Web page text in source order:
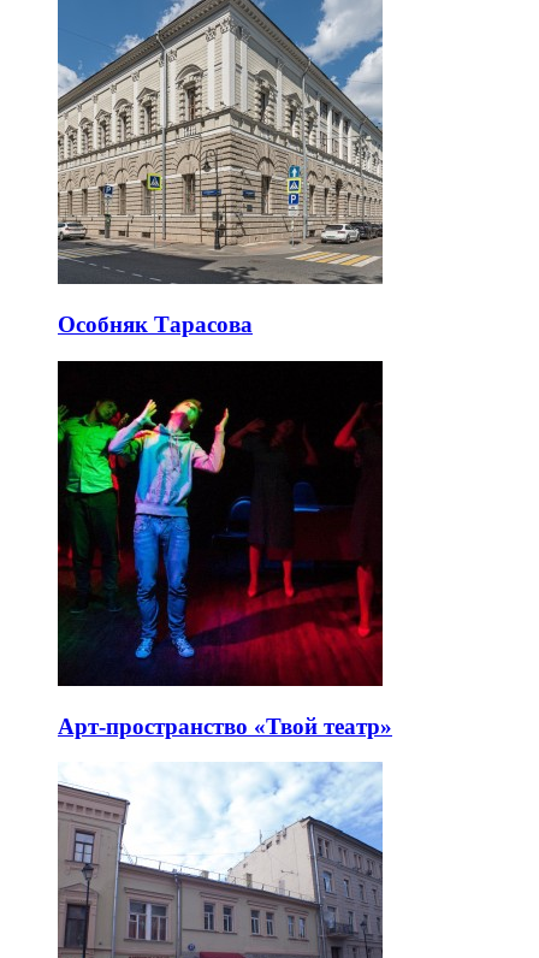
Особняк Тарасова
Арт-пространство «Твой театр»